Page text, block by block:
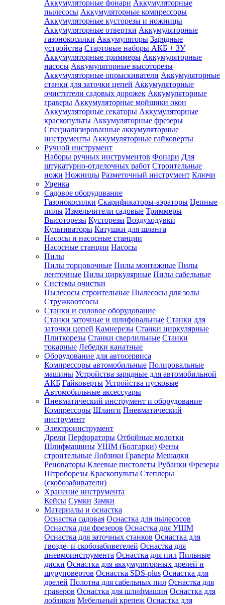
Аккумуляторные фонари Аккумуляторные
пылесосы Аккумуляторные компрессоры
Аккумуляторные кусторезы и ножницы
Аккумуляторные отвертки Аккумуляторные
газонокосилки Аккумуляторы Зарядные
устройства Стартовые наборы АКБ + ЗУ
Аккумуляторные триммеры Аккумуляторные
насосы Аккумуляторные высоторезы
Аккумуляторные опрыскиватели Аккумуляторные
станки для заточки цепей Аккумуляторные
очистители садовых дорожек Аккумуляторные
граверы Аккумуляторные мойщики окон
Аккумуляторные секаторы Аккумуляторные
краскопульты Аккумуляторные фрезеры
Специализированные аккумуляторные
инструменты Аккумуляторные гайковерты
Ручной инструмент
Наборы ручных инструментов Фонари Для
штукатурно-отделочных работ Строительные
ножи Ножницы Разметочный инструмент Ключи
Уценка
Садовое оборудование
Газонокосилки Скарификаторы-аэраторы Цепные
пилы Измельчители садовые Триммеры
Высоторезы Кусторезы Воздуходувки
Культиваторы Катушки для шланга
Насосы и насосные станции
Насосные станции Насосы
Пилы
Пилы торцовочные Пилы монтажные Пилы
ленточные Пилы циркулярные Пилы сабельные
Системы очистки
Пылесосы строительные Пылесосы для золы
Стружкоотсосы
Станки и силовое оборудование
Станки заточные и шлифовальные Станки для
заточки цепей Камнерезы Станки циркулярные
Плиткорезы Станки сверлильные Станки
токарные Лебедки канатные
Оборудование для автосервиса
Компрессоры автомобильные Полировальные
машины Устройства зарядные для автомобильной
АКБ Гайковерты Устройства пусковые
Автомобильные аксессуары
Пневматический инструмент и оборудование
Компрессоры Шланги Пневматический
инструмент
Электроинструмент
Дрели Перфораторы Отбойные молотки
Шлифмашины УШМ (Болгарки) Фены
строительные Лобзики Граверы Мешалки
Реноваторы Клеевые пистолеты Рубанки Фрезеры
Штроборезы Краскопульты Степлеры
(скобозабиватели)
Хранение инструмента
Кейсы Сумки Замки
Материалы и оснастка
Оснастка садовая Оснастка для пылесосов
Оснастка для фрезеров Оснастка для УШМ
Оснастка для заточных станков Оснастка для
гвозде- и скобозабиветелей Оснастка для
пневмоинструмента Оснастка для пил Пильные
диски Оснастка для аккумуляторных дрелей и
шуруповертов Оснастка SDS-plus Оснастка для
дрелей Полотна для сабельных пил Оснастка для
граверов Оснастка для шлифмашин Оснастка для
лобзиков Мебельный крепеж Оснастка для